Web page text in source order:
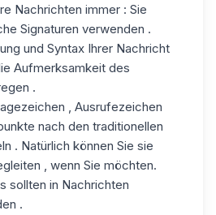
Nachrichten immer : Sie
Signaturen verwenden .
und Syntax Ihrer Nachricht
Aufmerksamkeit des
.
, Ausrufezeichen
nach den traditionellen
. Natürlich können Sie sie
, wenn Sie möchten.
sollten in Nachrichten
.